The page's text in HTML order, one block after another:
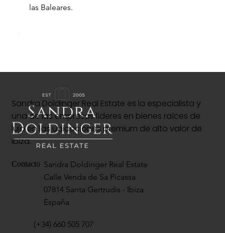
las Baleares.
Sandra Doldinger Real Estate es la especialista y
una de las empresas líderes en bienes raíces de
lujo en las ubicaciones premium de alto valor de
Ibiza.
Contacto Sandra Doldinger Real Estate
Calle Venda de Sa Picassa
07814 Santa Gertrudis - Ibiza
España
(+34) 660 505 707